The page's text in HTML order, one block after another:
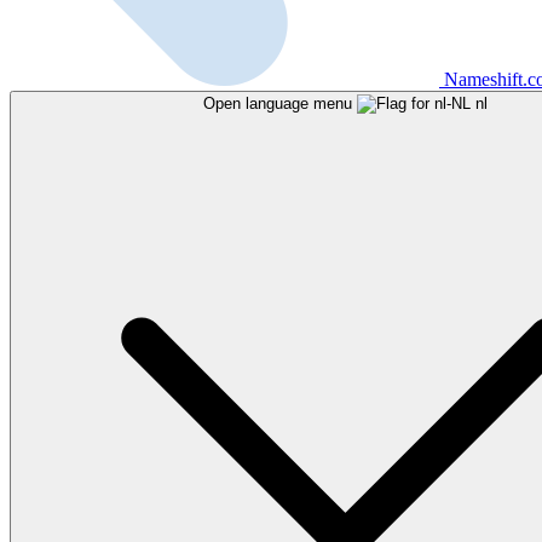
Open language menu nl